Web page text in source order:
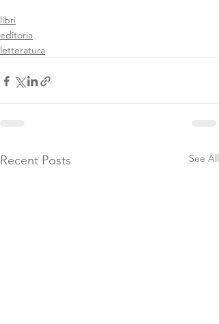
libri
editoria
letteratura
Recent Posts See All